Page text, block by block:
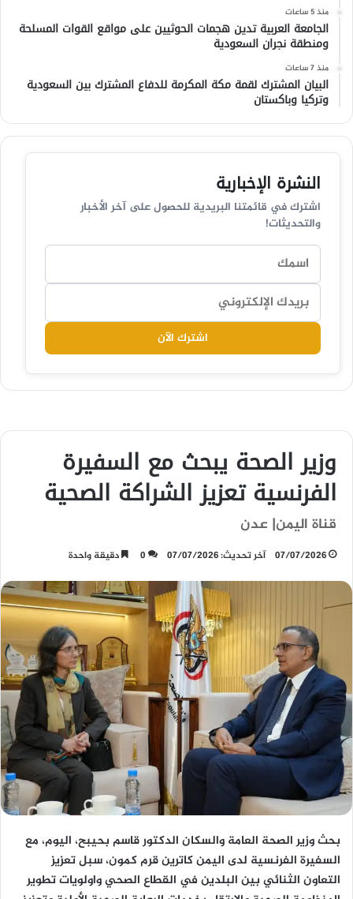
منذ 5 ساعات
الجامعة العربية تدين هجمات الحوثيين على مواقع القوات المسلحة
ومنطقة نجران السعودية
منذ 7 ساعات
البيان المشترك لقمة مكة المكرمة للدفاع المشترك بين السعودية
وتركيا وباكستان
النشرة الإخبارية
اشترك في قائمتنا البريدية للحصول على آخر الأخبار
والتحديثات!
اشترك الآن